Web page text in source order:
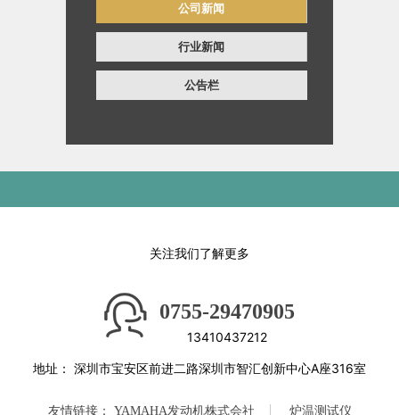
公司新闻
行业新闻
公告栏
关注我们了解更多
0755-29470905
13410437212
地址： 深圳市宝安区前进二路深圳市智汇创新中心A座316室
友情链接： YAMAHA发动机株式会社 炉温测试仪